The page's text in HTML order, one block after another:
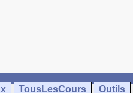
TousLesCours Outils